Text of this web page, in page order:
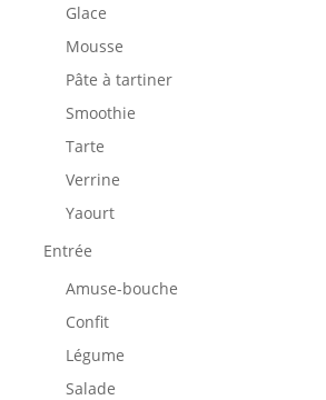
Glace
Mousse
Pâte à tartiner
Smoothie
Tarte
Verrine
Yaourt
Entrée
Amuse-bouche
Confit
Légume
Salade